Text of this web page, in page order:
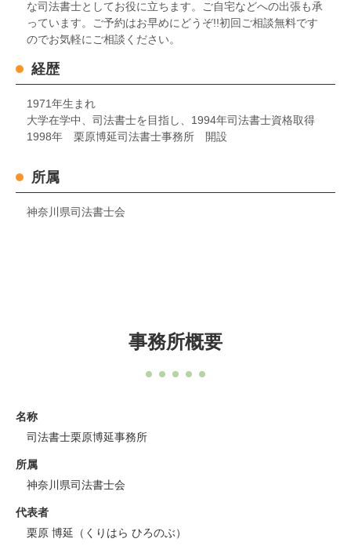
な司法書士としてお役に立ちます。ご自宅などへの出張も承
っています。ご予約はお早めにどうぞ!!初回ご相談無料です
のでお気軽にご相談ください。
経歴
1971年生まれ
大学在学中、司法書士を目指し、1994年司法書士資格取得
1998年 栗原博延司法書士事務所 開設
所属
神奈川県司法書士会
事務所概要
名称
司法書士栗原博延事務所
所属
神奈川県司法書士会
代表者
栗原 博延（くりはら ひろのぶ）